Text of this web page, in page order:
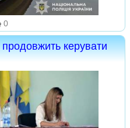
0
керувати